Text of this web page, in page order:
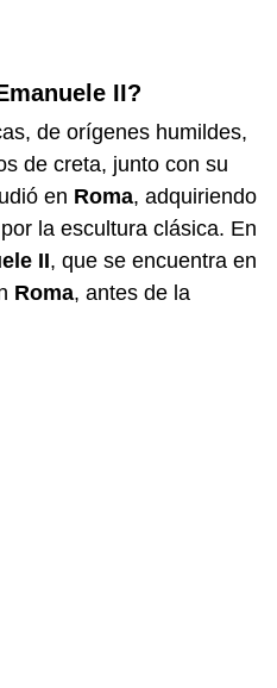
II?
de orígenes humildes,
de creta, junto con su
en Roma, adquiriendo
la escultura clásica. En
II, que se encuentra en
Roma, antes de la